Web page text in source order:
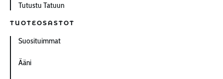
Tutustu Tatuun
TUOTEOSASTOT
Suosituimmat
Ääni